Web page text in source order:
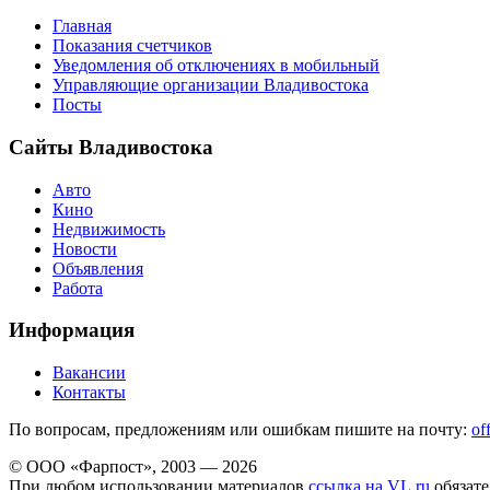
Главная
Показания счетчиков
Уведомления об отключениях в мобильный
Управляющие организации Владивостока
Посты
Сайты Владивостока
Авто
Кино
Недвижимость
Новости
Объявления
Работа
Информация
Вакансии
Контакты
По вопросам, предложениям или ошибкам пишите на почту:
© ООО «Фарпост», 2003 — 2026